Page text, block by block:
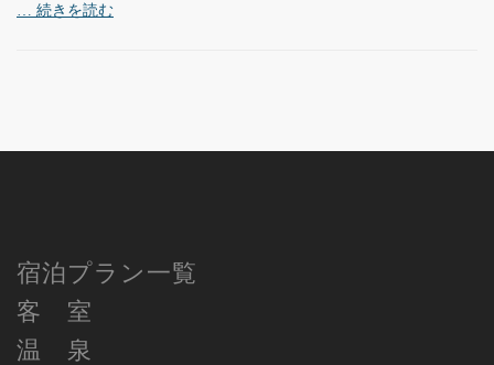
… 続きを読む
宿泊プラン一覧
客 室
温 泉